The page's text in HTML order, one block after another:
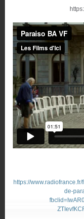
https://
de-